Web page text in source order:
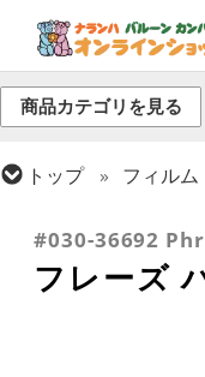
商品カテゴリを見る
トップ フィルム
#030-36692
フレーズ